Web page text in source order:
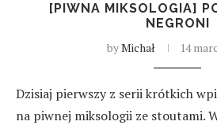
[PIWNA MIKSOLOGIA]
NEGRONI
byMichał 14
Dzisiaj pierwszy z serii krótkich
na piwnej miksologii ze stoutami.